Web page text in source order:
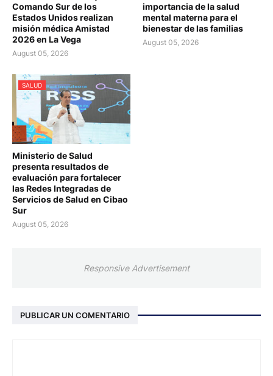
Comando Sur de los
Estados Unidos realizan
misión médica Amistad
2026 en La Vega
August 05, 2026
importancia de la salud
mental materna para el
bienestar de las familias
August 05, 2026
SALUD
Ministerio de Salud
presenta resultados de
evaluación para fortalecer
las Redes Integradas de
Servicios de Salud en Cibao
Sur
August 05, 2026
Responsive Advertisement
PUBLICAR UN COMENTARIO